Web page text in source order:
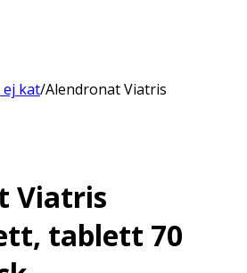
ej kat/Alendronat Viatris
Viatris
tablett 70